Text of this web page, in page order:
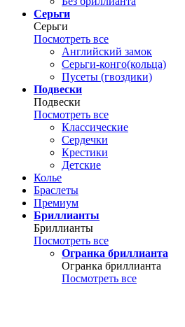
Серьги
Серьги
Посмотреть все
Английский замок
Серьги-конго(кольца)
Пусеты (гвоздики)
Подвески
Подвески
Посмотреть все
Классические
Сердечки
Крестики
Детские
Колье
Браслеты
Премиум
Бриллианты
Бриллианты
Посмотреть все
Огранка бриллианта
Огранка бриллианта
Посмотреть все